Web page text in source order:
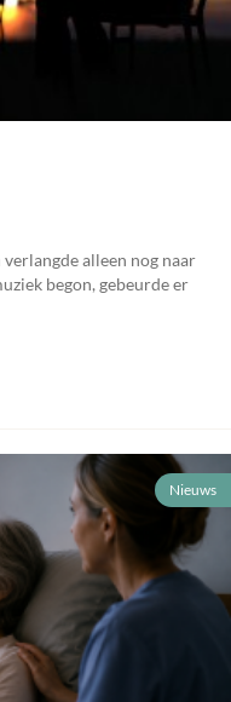
alleen nog naar
begon, gebeurde er
Nieuws